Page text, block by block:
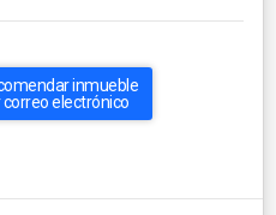
inmueble
correo electrónico